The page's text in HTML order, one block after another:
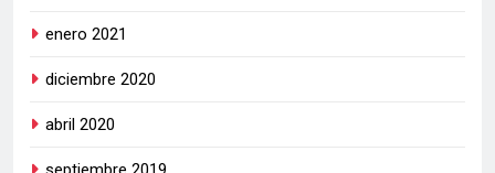
enero 2021
diciembre 2020
abril 2020